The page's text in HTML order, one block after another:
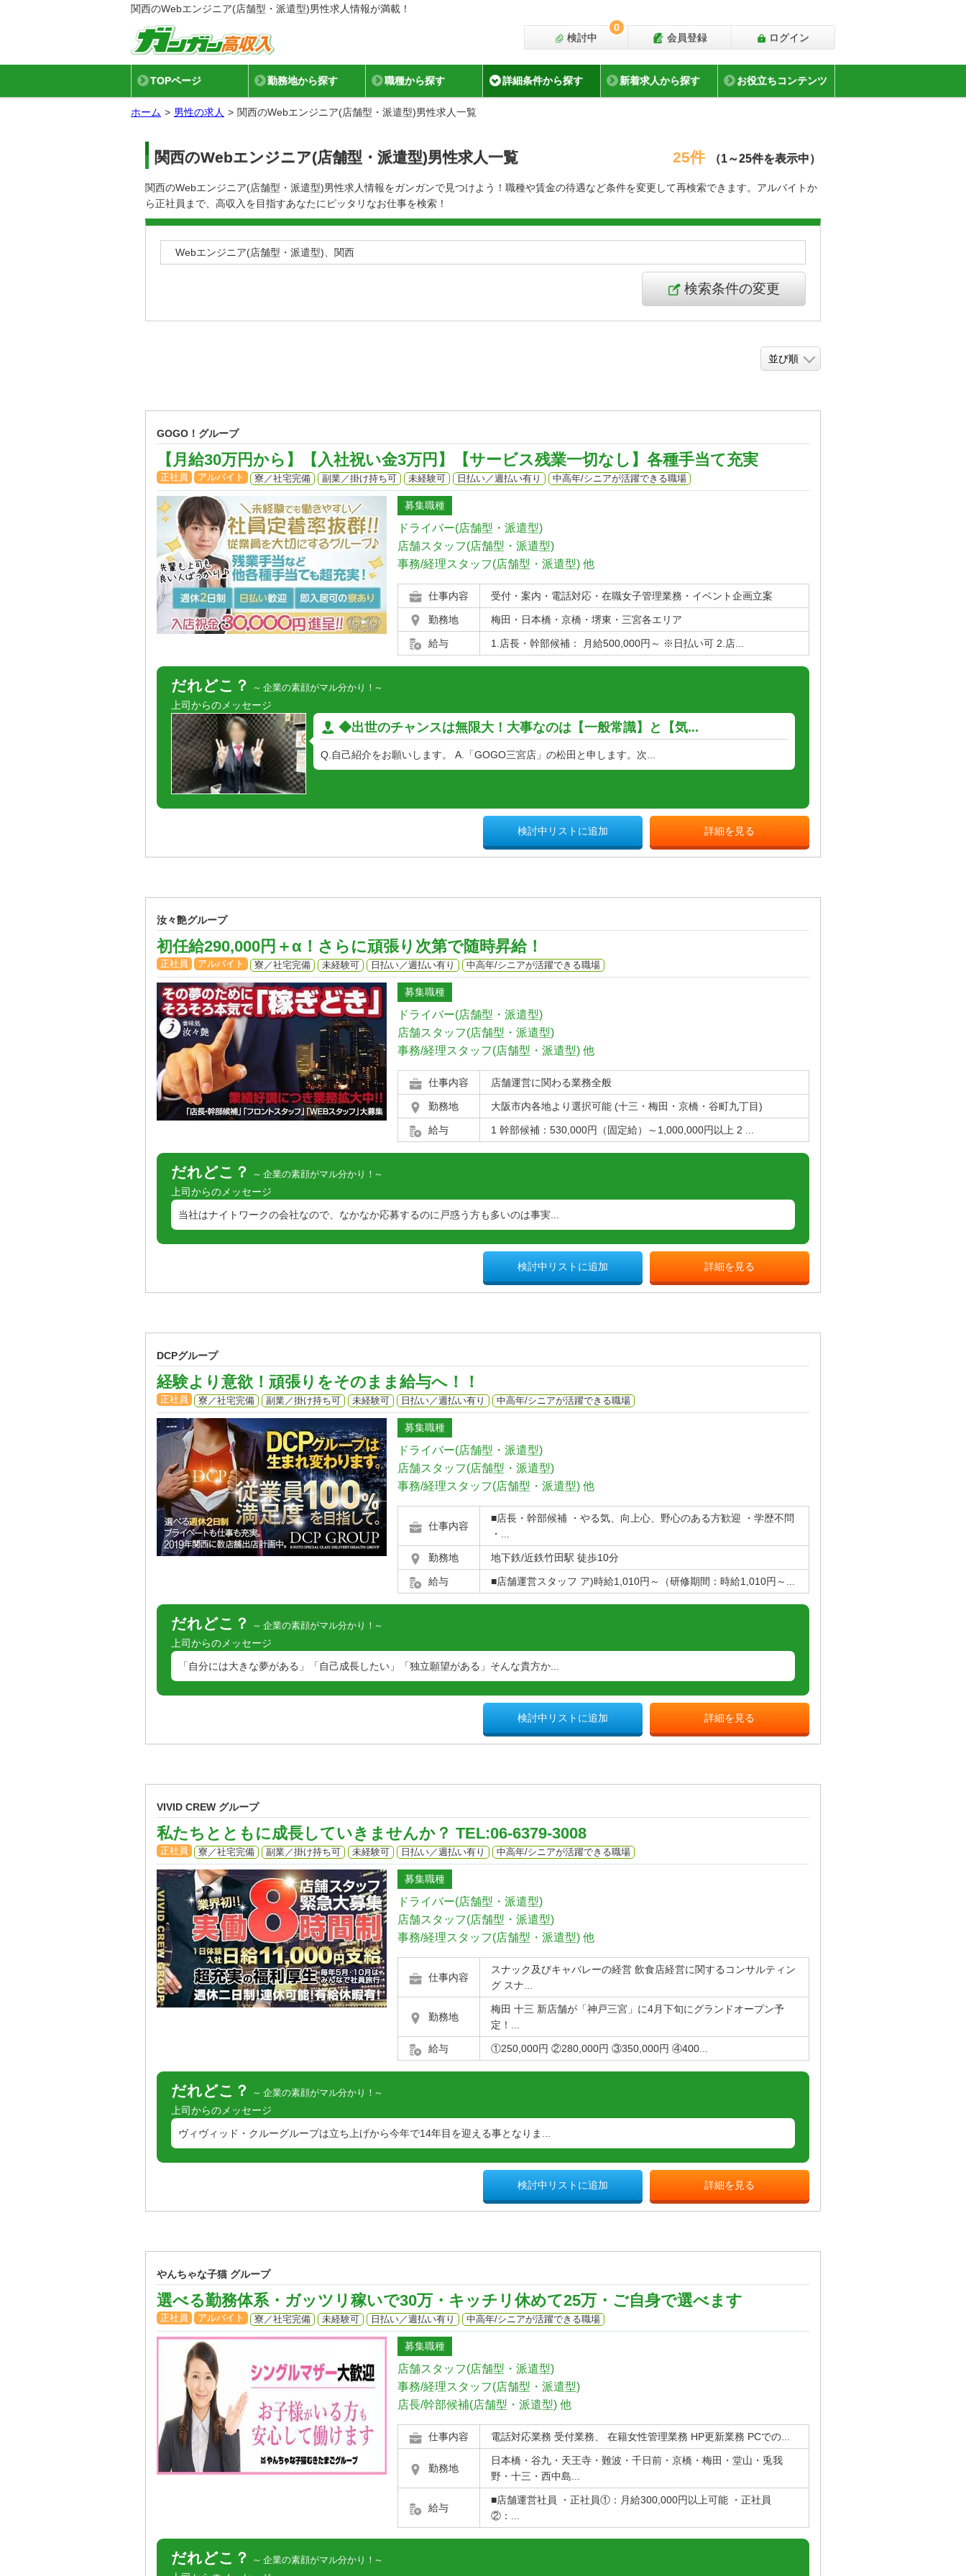
関西のWebエンジニア(店舗型・派遣型)男性求人情報が満載！
ログイン
会員登録
検討中
0
TOPページ 勤務地から探す 職種から探す 詳細条件から探す 新着求人から探す お役立ちコンテンツ
ホーム 男性の求人 関西のWebエンジニア(店舗型・派遣型)男性求人一覧
関西のWebエンジニア(店舗型・派遣型)男性求人一覧 25件 （1～25件を表示中）
関西のWebエンジニア(店舗型・派遣型)男性求人情報をガンガンで見つけよう！職種や賃金の待遇など条件を変更して再検索できます。アルバイトか
ら正社員まで、高収入を目指すあなたにピッタリなお仕事を検索！
Webエンジニア(店舗型・派遣型)、関西
検索条件の変更
GOGO！グループ
【月給30万円から】【入社祝い金3万円】【サービス残業一切なし】各種手当て充実
正社員 アルバイト 寮／社宅完備 副業／掛け持ち可 未経験可 日払い／週払い有り 中高年/シニアが活躍できる職場
募集職種
ドライバー(店舗型・派遣型)
店舗スタッフ(店舗型・派遣型)
事務/経理スタッフ(店舗型・派遣型) 他
仕事内容 受付・案内・電話対応・在職女子管理業務・イベント企画立案
勤務地 梅田・日本橋・京橋・堺東・三宮各エリア
給与 1.店長・幹部候補： 月給500,000円～ ※日払い可 2.店...
だれどこ？ 企業の素顔がマル分かり！
上司からのメッセージ
◆出世のチャンスは無限大！大事なのは【一般常識】と【気...
Q.自己紹介をお願いします。 A.「GOGO三宮店」の松田と申します。次...
検討中リストに追加 詳細を見る
汝々艶グループ
初任給290,000円＋α！さらに頑張り次第で随時昇給！
正社員 アルバイト 寮／社宅完備 未経験可 日払い／週払い有り 中高年/シニアが活躍できる職場
募集職種
ドライバー(店舗型・派遣型)
店舗スタッフ(店舗型・派遣型)
事務/経理スタッフ(店舗型・派遣型) 他
仕事内容 店舗運営に関わる業務全般
勤務地 大阪市内各地より選択可能 (十三・梅田・京橋・谷町九丁目)
給与 1 幹部候補：530,000円（固定給）～1,000,000円以上 2 ...
だれどこ？ 企業の素顔がマル分かり！
上司からのメッセージ
当社はナイトワークの会社なので、なかなか応募するのに戸惑う方も多いのは事実...
検討中リストに追加 詳細を見る
DCPグループ
経験より意欲！頑張りをそのまま給与へ！！
正社員 寮／社宅完備 副業／掛け持ち可 未経験可 日払い／週払い有り 中高年/シニアが活躍できる職場
募集職種
ドライバー(店舗型・派遣型)
店舗スタッフ(店舗型・派遣型)
事務/経理スタッフ(店舗型・派遣型) 他
仕事内容
■店長・幹部候補 ・やる気、向上心、野心のある方歓迎 ・学歴不問
・...
勤務地 地下鉄/近鉄竹田駅 徒歩10分
給与 ■店舗運営スタッフ ア)時給1,010円～（研修期間：時給1,010円～...
だれどこ？ 企業の素顔がマル分かり！
上司からのメッセージ
「自分には大きな夢がある」「自己成長したい」「独立願望がある」そんな貴方か...
検討中リストに追加 詳細を見る
VIVID CREW グループ
私たちとともに成長していきませんか？ TEL:06-6379-3008
正社員 寮／社宅完備 副業／掛け持ち可 未経験可 日払い／週払い有り 中高年/シニアが活躍できる職場
募集職種
ドライバー(店舗型・派遣型)
店舗スタッフ(店舗型・派遣型)
事務/経理スタッフ(店舗型・派遣型) 他
仕事内容
スナック及びキャバレーの経営 飲食店経営に関するコンサルティン
グ スナ...
勤務地
梅田 十三 新店舗が「神戸三宮」に4月下旬にグランドオープン予
定！...
給与 ①250,000円 ②280,000円 ③350,000円 ④400...
だれどこ？ 企業の素顔がマル分かり！
上司からのメッセージ
ヴィヴィッド・クルーグループは立ち上げから今年で14年目を迎える事となりま...
検討中リストに追加 詳細を見る
やんちゃな子猫 グループ
選べる勤務体系・ガッツリ稼いで30万・キッチリ休めて25万・ご自身で選べます
正社員 アルバイト 寮／社宅完備 未経験可 日払い／週払い有り 中高年/シニアが活躍できる職場
募集職種
店舗スタッフ(店舗型・派遣型)
事務/経理スタッフ(店舗型・派遣型)
店長/幹部候補(店舗型・派遣型) 他
仕事内容 電話対応業務 受付業務、 在籍女性管理業務 HP更新業務 PCでの...
勤務地
日本橋・谷九・天王寺・難波・千日前・京橋・梅田・堂山・兎我
野・十三・西中島...
給与
■店舗運営社員 ・正社員①：月給300,000円以上可能 ・正社員
②：...
だれどこ？ 企業の素顔がマル分かり！